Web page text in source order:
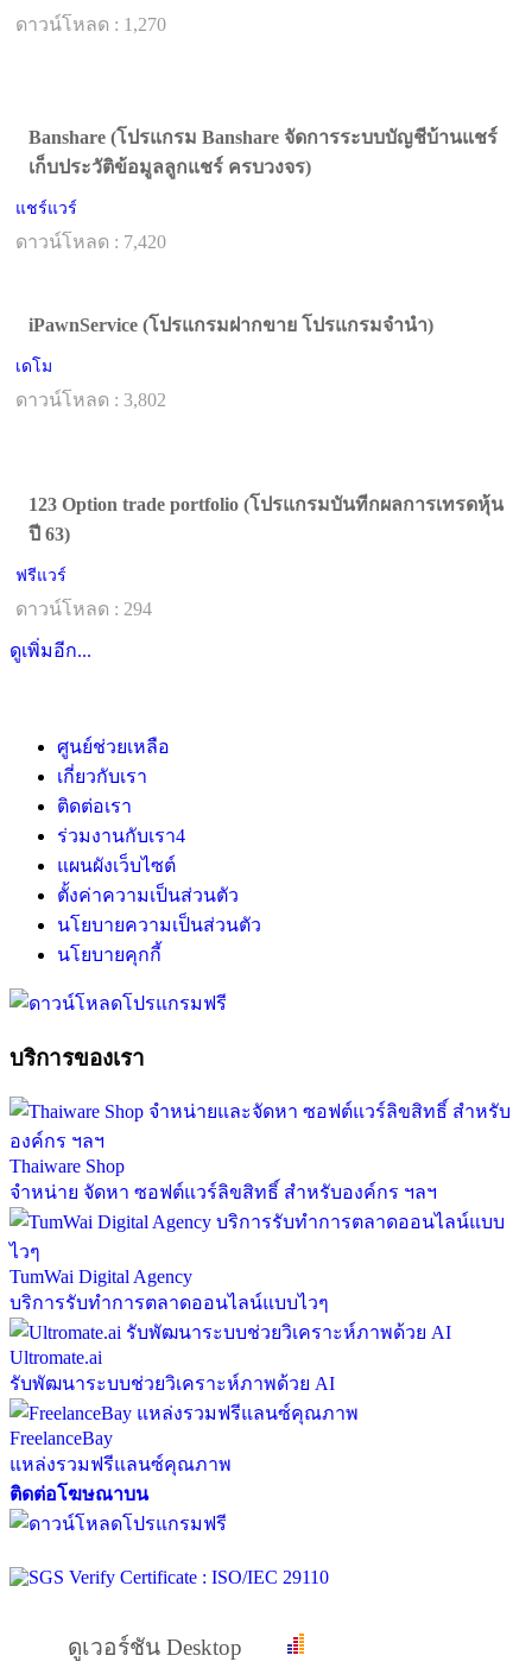
ดาวน์โหลด : 1,270
Banshare (โปรแกรม Banshare จัดการระบบบัญชีบ้านแชร์
เก็บประวัติข้อมูลลูกแชร์ ครบวงจร)
แชร์แวร์
ดาวน์โหลด : 7,420
iPawnService (โปรแกรมฝากขาย โปรแกรมจำนำ)
เดโม
ดาวน์โหลด : 3,802
123 Option trade portfolio (โปรแกรมบันทีกผลการเทรดหุ้น
ปี 63)
ฟรีแวร์
ดาวน์โหลด : 294
ดูเพิ่มอีก...
ศูนย์ช่วยเหลือ
เกี่ยวกับเรา
ติดต่อเรา
ร่วมงานกับเรา4
แผนผังเว็บไซต์
ตั้งค่าความเป็นส่วนตัว
นโยบายความเป็นส่วนตัว
นโยบายคุกกี้
บริการของเรา
Thaiware Shop
จำหน่าย จัดหา ซอฟต์แวร์ลิขสิทธิ์ สำหรับองค์กร ฯลฯ
TumWai Digital Agency
บริการรับทำการตลาดออนไลน์แบบไวๆ
Ultromate.ai
รับพัฒนาระบบช่วยวิเคราะห์ภาพด้วย AI
FreelanceBay
แหล่งรวมฟรีแลนซ์คุณภาพ
ติดต่อโฆษณาบน
ดูเวอร์ชัน Desktop